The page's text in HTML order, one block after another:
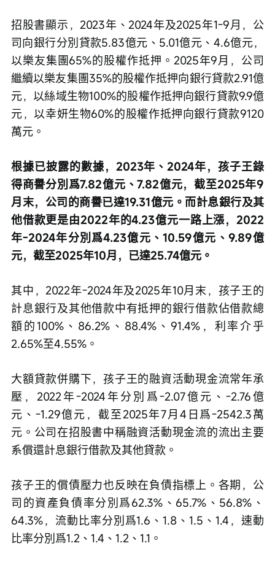
招股書顯示，2023年、2024年及2025年1-9月，公
司向銀行分別貸款5.83億元、5.01億元、4.6億元，
以樂友集團65%的股權作抵押。2025年9月，公司
繼續以樂友集團35%的股權作抵押向銀行貸款2.91億
元，以絲域生物100%的股權作抵押向銀行貸款9.9億
元，以幸妍生物60%的股權作抵押向銀行貸款9120
萬元。
根據已披露的數據，2023年、2024年，孩子王錄
得商譽分別爲7.82億元、7.82億元，截至2025年9
月末，公司的商譽已達19.31億元。而計息銀行及其
他借款更是由2022年的4.23億元一路上漲，2022
年-2024年分別爲4.23億元、10.59億元、9.89億
元，截至2025年10月，已達25.74億元。
其中，2022年-2024年及2025年10月末，孩子王的
計息銀行及其他借款中有抵押的銀行借款佔借款總
額的100%、86.2%、88.4%、91.4%，利率介乎
2.65%至4.55%。
大額貸款併購下，孩子王的融資活動現金流常年承
壓，2022年-2024年分別爲-2.07億元、-2.76億
元、-1.29億元，截至2025年7月4日爲-2542.3萬
元。公司在招股書中稱融資活動現金流的流出主要
系償還計息銀行借款及其他貸款。
孩子王的償債壓力也反映在負債指標上。各期，公
司的資產負債率分別爲62.3%、65.7%、56.8%、
64.3%，流動比率分別爲1.6、1.8、1.5、1.4，速動
比率分別爲1.2、1.4、1.2、1.1。